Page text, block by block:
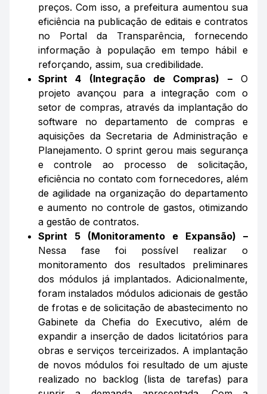
preços. Com isso, a prefeitura aumentou sua
eficiência na publicação de editais e contratos
no Portal da Transparência, fornecendo
informação à população em tempo hábil e
reforçando, assim, sua credibilidade.
Sprint 4 (Integração de Compras) –O
projeto avançou para a integração com o
setor de compras, através da implantação do
software no departamento de compras e
aquisições da Secretaria de Administração e
Planejamento. O sprint gerou mais segurança
e controle ao processo de solicitação,
eficiência no contato com fornecedores, além
de agilidade na organização do departamento
e aumento no controle de gastos, otimizando
a gestão de contratos.
Sprint 5 (Monitoramento e Expansão) –
Nessa fase foi possível realizar o
monitoramento dos resultados preliminares
dos módulos já implantados. Adicionalmente,
foram instalados módulos adicionais de gestão
de frotas e de solicitação de abastecimento no
Gabinete da Chefia do Executivo, além de
expandir a inserção de dados licitatórios para
obras e serviços terceirizados. A implantação
de novos módulos foi resultado de um ajuste
realizado no backlog (lista de tarefas) para